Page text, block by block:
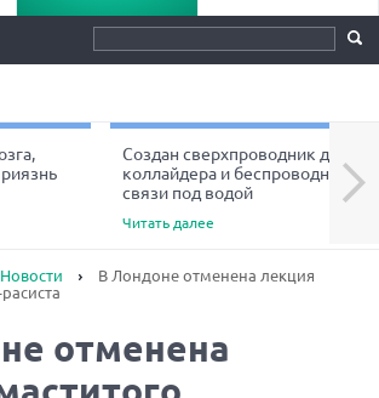
Создан сверхпроводник для
коллайдера и беспроводной
связи под водой
Читать далее
Next
Новости
В Лондоне отменена лекция
отменена